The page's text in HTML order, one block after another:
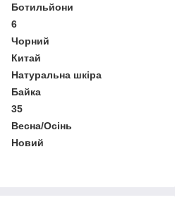
Ботильйони
6
Чорний
Китай
Натуральна шкіра
Байка
35
Весна/Осінь
Новий